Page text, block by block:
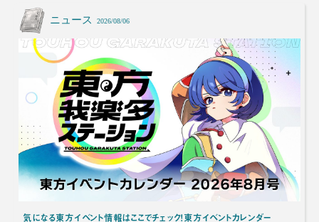
ニュース 2026/08/06
気になる東方イベント情報はここでチェック！東方イベントカレンダー